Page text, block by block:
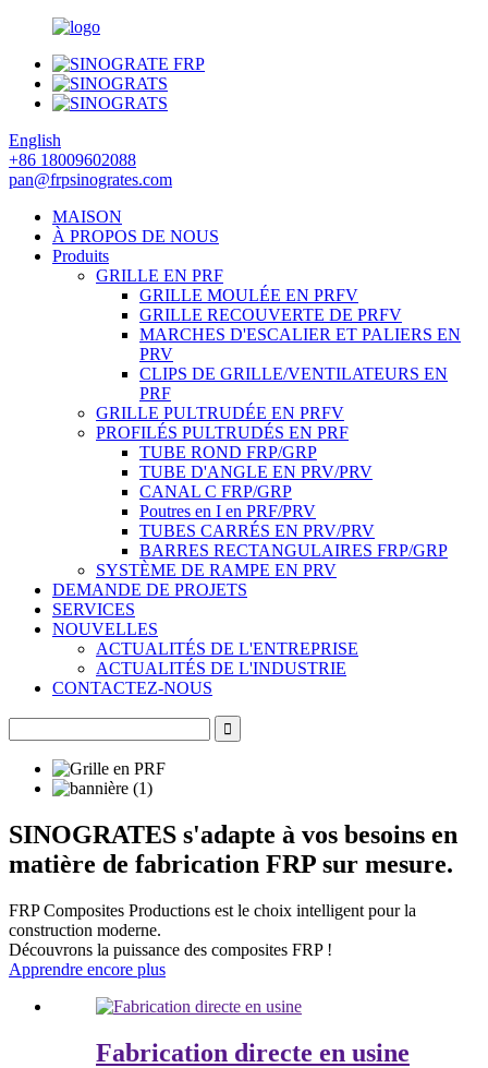
English
+86 18009602088
pan@frpsinogrates.com
MAISON
À PROPOS DE NOUS
Produits
GRILLE EN PRF
GRILLE MOULÉE EN PRFV
GRILLE RECOUVERTE DE PRFV
MARCHES D'ESCALIER ET PALIERS EN
PRV
CLIPS DE GRILLE/VENTILATEURS EN
PRF
GRILLE PULTRUDÉE EN PRFV
PROFILÉS PULTRUDÉS EN PRF
TUBE ROND FRP/GRP
TUBE D'ANGLE EN PRV/PRV
CANAL C FRP/GRP
Poutres en I en PRF/PRV
TUBES CARRÉS EN PRV/PRV
BARRES RECTANGULAIRES FRP/GRP
SYSTÈME DE RAMPE EN PRV
DEMANDE DE PROJETS
SERVICES
NOUVELLES
ACTUALITÉS DE L'ENTREPRISE
ACTUALITÉS DE L'INDUSTRIE
CONTACTEZ-NOUS
SINOGRATES s'adapte à vos besoins en
matière de fabrication FRP sur mesure.
FRP Composites Productions est le choix intelligent pour la
construction moderne.
Découvrons la puissance des composites FRP !
Apprendre encore plus
Fabrication directe en usine